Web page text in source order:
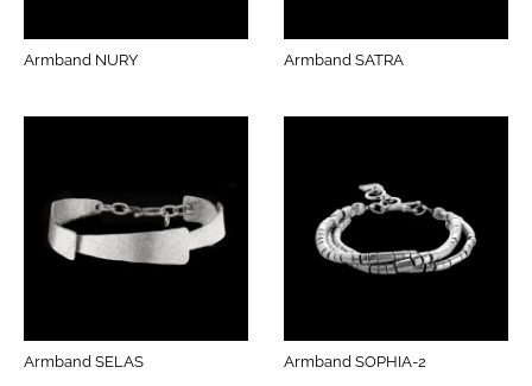
Armband NURY Armband SATRA
Armband SELAS Armband SOPHIA-2